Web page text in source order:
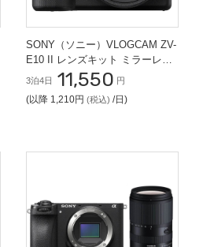
SONY（ソニー）VLOGCAM ZV-
E10 II レンズキット ミラーレス
一眼
3泊4日 11,550 円
(以降 1,210円 (税込) /日)